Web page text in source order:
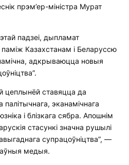
прэм’ер-міністра Мурат
падзеі, дыпламат
паміж Казахстанам і Беларуссю
адкрываюцца новыя
цеплынёй ставяцца да
эканамічнага
і блізкага сябра. Апошнім
стасункі значна рушылі
супрацоўніцтва”, —
медыя.